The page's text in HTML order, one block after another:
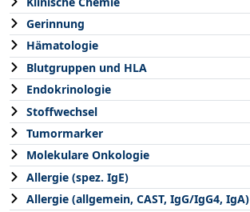
Gerinnung
Hämatologie
Blutgruppen und HLA
Endokrinologie
Stoffwechsel
Tumormarker
Molekulare Onkologie
Allergie (spez. IgE)
Allergie (allgemein, CAST, IgG/IgG4, IgA)